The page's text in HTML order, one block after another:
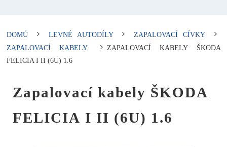
DOMŮ LEVNÉ AUTODÍLY
ZAPALOVACÍ CÍVKY
ZAPALOVACÍ KABELY
ZAPALOVACÍ KABELY ŠKODA
FELICIA I II (6U) 1.6
Zapalovací kabely ŠKODA
FELICIA I II (6U) 1.6